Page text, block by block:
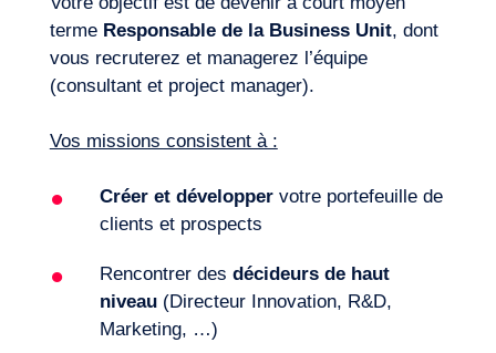
Envie d’embarquer ?
terme Responsable de la Business Unit, dont
vous recruterez et managerez l’équipe
(consultant et project manager).
Vos missions consistent à :
Créer et développervotre portefeuille de
clients et prospects
Rencontrer des décideurs de haut
niveau(Directeur Innovation, R&D,
Marketing, …)